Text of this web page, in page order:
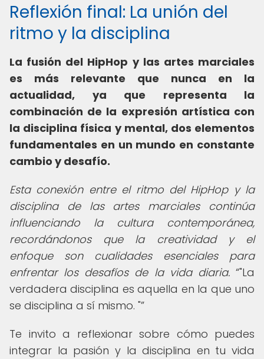
Reflexión final: La unión del
ritmo y la disciplina
La fusión del HipHop y las artes marciales
es más relevante que nunca en la
actualidad, ya que representa la
combinación de la expresión artística con
la disciplina física y mental, dos elementos
fundamentales en un mundo en constante
cambio y desafío.
Esta conexión entre el ritmo del HipHop y la
disciplina de las artes marciales continúa
influenciando la cultura contemporánea,
recordándonos que la creatividad y el
enfoque son cualidades esenciales para
enfrentar los desafíos de la vida diaria.
"La
verdadera disciplina es aquella en la que uno
se disciplina a sí mismo. "
Te invito a reflexionar sobre cómo puedes
integrar la pasión y la disciplina en tu vida